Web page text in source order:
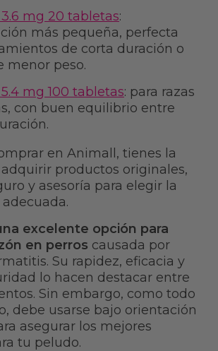
mg 20 tabletas:
más pequeña, perfecta
de corta duración o
menor peso.
mg 100 tabletas: para razas
con buen equilibrio entre
en Animall, tienes la
productos originales,
y asesoría para elegir la
excelente opción para
en perros causada por
Su rapidez, eficacia y
lo hacen destacar entre
Sin embargo, como todo
debe usarse bajo orientación
asegurar los mejores
tu peludo.